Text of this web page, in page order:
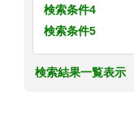
検索条件4
検索条件5
検索結果一覧表示